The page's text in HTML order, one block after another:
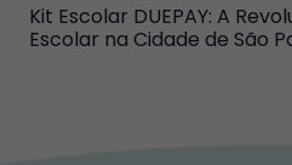
Kit Escolar DUEPAY: A
Escolar na Cidade de São